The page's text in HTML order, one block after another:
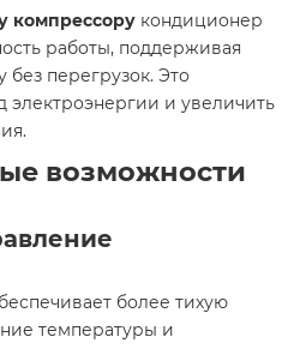
компрессору кондиционер
работы, поддерживая
перегрузок. Это
электроэнергии и увеличить
возможности
более тихую
температуры и